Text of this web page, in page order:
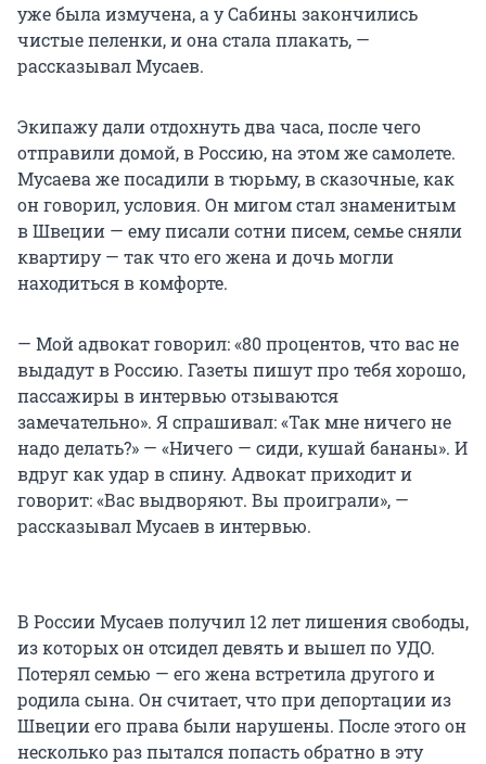
уже была измучена, а у Сабины закончились
чистые пеленки, и она стала плакать, —
рассказывал Мусаев.
Экипажу дали отдохнуть два часа, после чего
отправили домой, в Россию, на этом же самолете.
Мусаева же посадили в тюрьму, в сказочные, как
он говорил, условия. Он мигом стал знаменитым
в Швеции — ему писали сотни писем, семье сняли
квартиру — так что его жена и дочь могли
находиться в комфорте.
— Мой адвокат говорил: «80 процентов, что вас не
выдадут в Россию. Газеты пишут про тебя хорошо,
пассажиры в интервью отзываются
замечательно». Я спрашивал: «Так мне ничего не
надо делать?» — «Ничего — сиди, кушай бананы». И
вдруг как удар в спину. Адвокат приходит и
говорит: «Вас выдворяют. Вы проиграли», —
рассказывал Мусаев в интервью.
В России Мусаев получил 12 лет лишения свободы,
из которых он отсидел девять и вышел по УДО.
Потерял семью — его жена встретила другого и
родила сына. Он считает, что при депортации из
Швеции его права были нарушены. После этого он
несколько раз пытался попасть обратно в эту